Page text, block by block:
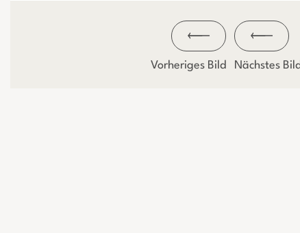
Vorheriges Bild Nächstes Bild